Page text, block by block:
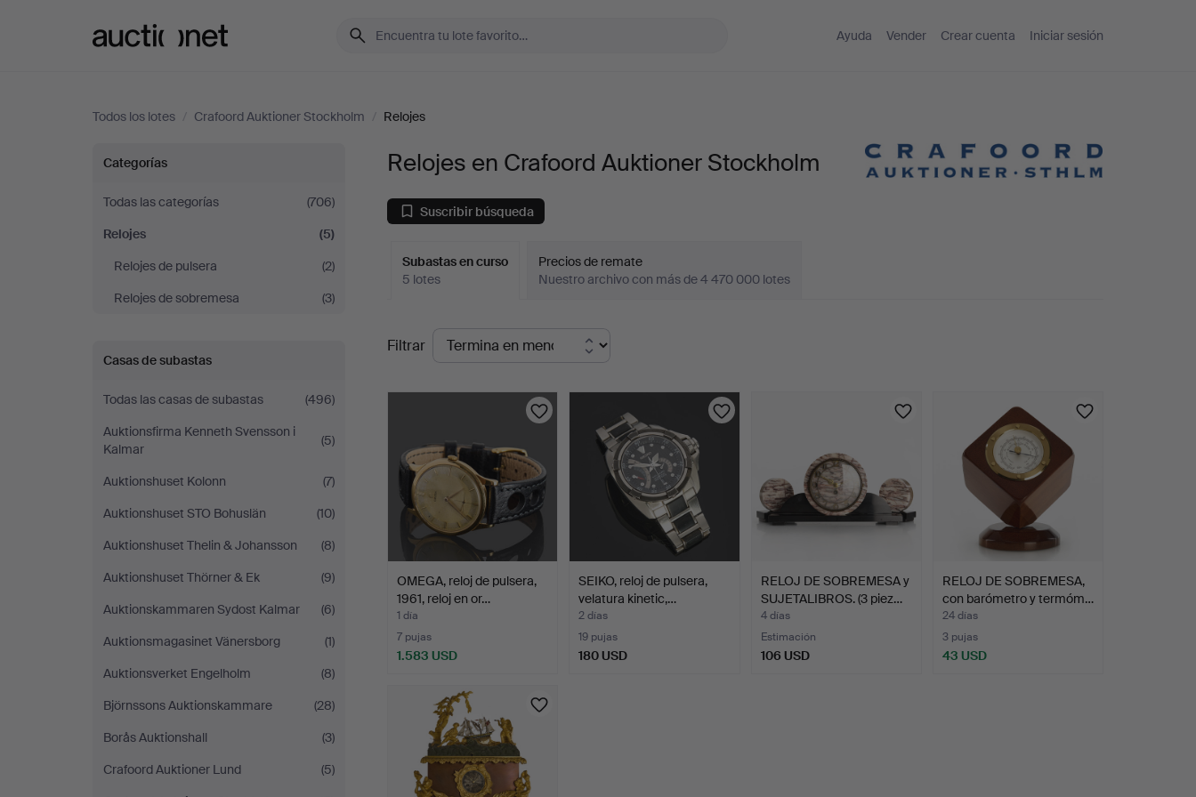
Ayuda Vender Crear cuenta Iniciar sesión
Todos los lotes / Crafoord Auktioner Stockholm / Relojes
Relojes
en
Crafoord
Auktioner
Categorías
Todas las categorías
(706)
Relojes
(5)
Relojes de pulsera
(2)
Relojes de sobremesa
(3)
Casas de subastas
Todas las casas de subastas
(496)
Auktionsfirma Kenneth Svensson i
Kalmar
(5)
Auktionshuset Kolonn
(7)
Auktionshuset STO Bohuslän
(10)
Auktionshuset Thelin & Johansson
(8)
Auktionshuset Thörner & Ek
(9)
Auktionskammaren Sydost Kalmar
(6)
Auktionsmagasinet Vänersborg
(1)
Auktionsverket Engelholm
(8)
Björnssons Auktionskammare
(28)
Borås Auktionshall
(3)
Crafoord Auktioner Lund
(5)
Relojes en Crafoord Auktioner Stockholm
Suscribir búsqueda
Subastas en curso
5 lotes
Precios de remate
Nuestro archivo con más de 4 470 000 lotes
Subastas
en
curso
Filtrar
OMEGA, reloj de pulsera,
1961, reloj en or…
1 día
7 pujas
1.583 USD
SEIKO, reloj de pulsera,
velatura kinetic,…
2 días
19 pujas
180 USD
RELOJ DE SOBREMESA y
SUJETALIBROS. (3 piez…
4 días
Estimación
106 USD
RELOJ DE SOBREMESA,
con barómetro y termóm…
24 días
3 pujas
43 USD